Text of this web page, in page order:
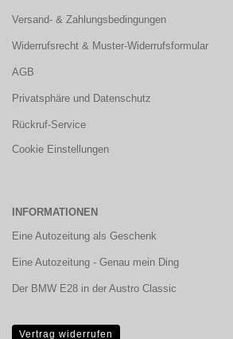
Versand- & Zahlungsbedingungen
Widerrufsrecht & Muster-Widerrufsformular
AGB
Privatsphäre und Datenschutz
Rückruf-Service
Cookie Einstellungen
INFORMATIONEN
Eine Autozeitung als Geschenk
Eine Autozeitung - Genau mein Ding
Der BMW E28 in der Austro Classic
Vertrag widerrufen